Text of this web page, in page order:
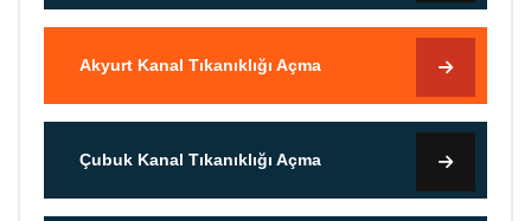
Akyurt Kanal Tıkanıklığı Açma
Çubuk Kanal Tıkanıklığı Açma